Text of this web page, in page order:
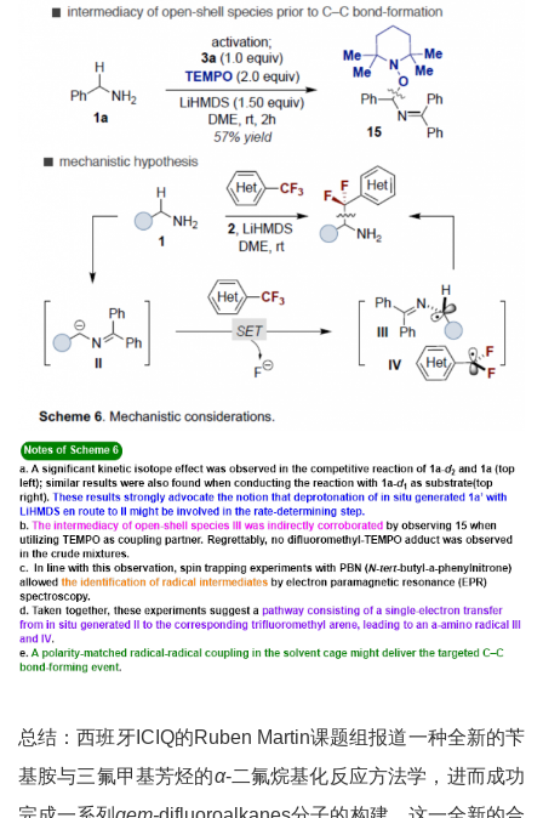
总结：西班牙ICIQ的Ruben Martin课题组报道一种全新的苄
基胺与三氟甲基芳烃的α-二氟烷基化反应方法学，进而成功